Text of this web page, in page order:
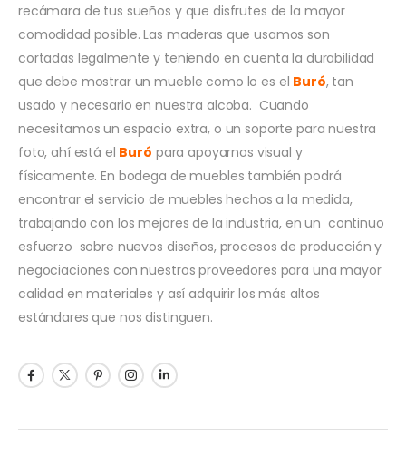
recámara de tus sueños y que disfrutes de la mayor
comodidad posible. Las maderas que usamos son
cortadas legalmente y teniendo en cuenta la durabilidad
que debe mostrar un mueble como lo es el Buró, tan
usado y necesario en nuestra alcoba. Cuando
necesitamos un espacio extra, o un soporte para nuestra
foto, ahí está el Buró para apoyarnos visual y
físicamente. En bodega de muebles también podrá
encontrar el servicio de muebles hechos a la medida,
trabajando con los mejores de la industria, en un continuo
esfuerzo sobre nuevos diseños, procesos de producción y
negociaciones con nuestros proveedores para una mayor
calidad en materiales y así adquirir los más altos
estándares que nos distinguen.